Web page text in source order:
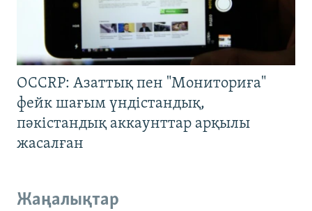
OCCRP: Азаттық пен "Мониториға"
фейк шағым үндістандық,
пәкістандық аккаунттар арқылы
жасалған
Жаңалықтар